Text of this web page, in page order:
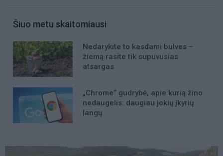
Šiuo metu skaitomiausi
Nedarykite to kasdami bulves –
žiemą rasite tik supuvusias
atsargas
„Chrome“ gudrybė, apie kurią žino
nedaugelis: daugiau jokių įkyrių
langų